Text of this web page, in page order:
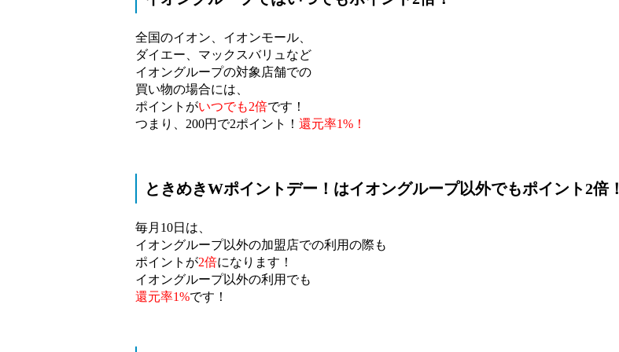
全国のイオン、イオンモール、
ダイエー、マックスバリュなど
イオングループの対象店舗での
買い物の場合には、
ポイントがいつでも2倍です！
つまり、200円で2ポイント！ 還元率1%！
ときめきWポイントデー！はイオングループ以外でもポイント2倍！
毎月10日は、
イオングループ以外の加盟店での利用の際も
ポイントが2倍になります！
イオングループ以外の利用でも
還元率1%です！